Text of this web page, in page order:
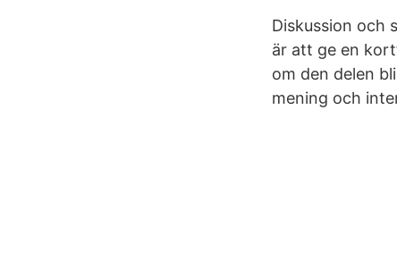
Diskussion och
är att ge en
om den delen
mening och